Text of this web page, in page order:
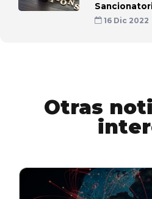
16 Dic 2022
Otras